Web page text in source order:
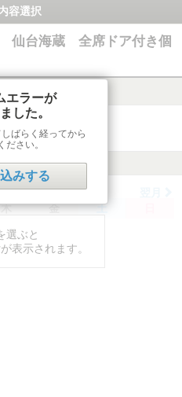
容選択
仙台海蔵 全席ドア付き個
木 金 土
選ぶと
表示されます。
エラーが
した。
ばらく経ってから
ださい。
みする